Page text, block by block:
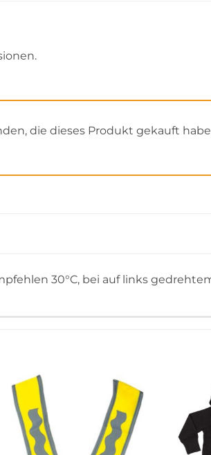
die dieses Produkt gekauft
30°C, bei auf links